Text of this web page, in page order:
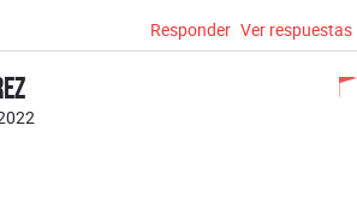
Responder Ver respuestas